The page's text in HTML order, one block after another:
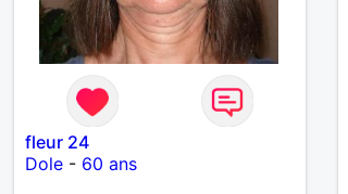
fleur 24
Dole- 60 ans